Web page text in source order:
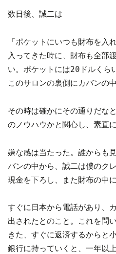
数日後、誠二は
「ポケットにいつも財布を入
入ってきた時に、財布も全部
い。ポケットには20ドルくら
このサロンの裏側にカバンの
その時は確かにその通りだな
のノウハウかと関心し、素直
嫌な感は当たった。誰からも
バンの中から、誠二は僕のク
現金を下ろし、また財布の中
すぐに日本から電話があり、
出されたとのこと。これを問
きた、すぐに返済するからと
銀行に持っていくと、一年以